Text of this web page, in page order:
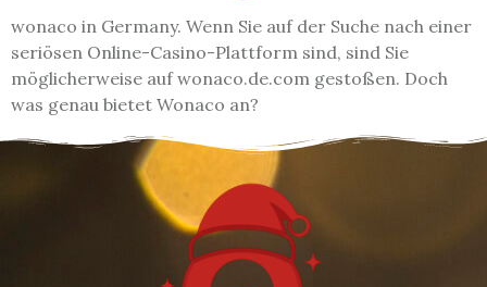
wonaco in Germany. Wenn Sie auf der Suche nach einer
seriösen Online-Casino-Plattform sind, sind Sie
möglicherweise auf wonaco.de.com gestoßen. Doch
was genau bietet Wonaco an?